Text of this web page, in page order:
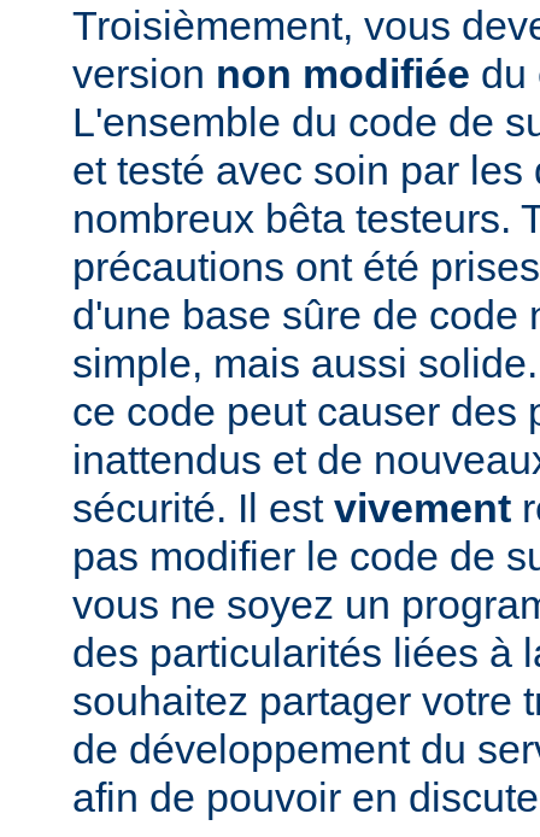
Troisièmement, vous
version non modifiée du
L'ensemble du code de
et testé avec soin par
nombreux bêta testeurs.
précautions ont été
d'une base sûre de code
simple, mais aussi
ce code peut causer des
inattendus et de
sécurité. Il est vivement
pas modifier le code de
vous ne soyez un
des particularités liées à
souhaitez partager votre
de développement du
afin de pouvoir en